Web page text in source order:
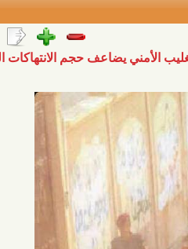
يضاعف حجم الانتهاكات الفظيعة